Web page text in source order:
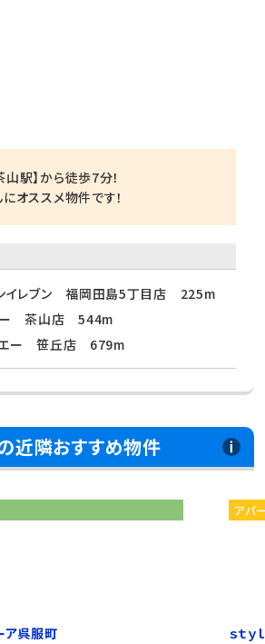
駅】から徒歩7分！
オススメ物件です！
イレブン 福岡田島5丁目店 225m
ー 茶山店 544m
エー 笹丘店 679m
の近隣おすすめ物件
ア呉服町
アパ
ｓｔｙ